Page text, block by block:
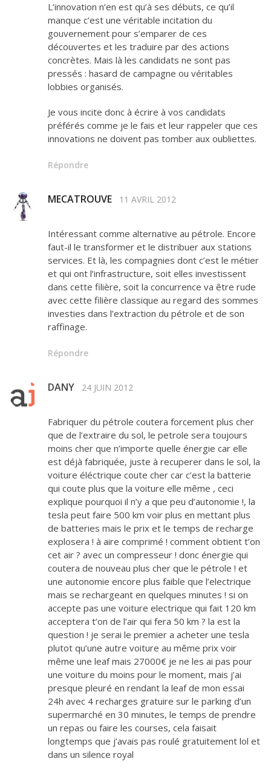
L’innovation n’en est qu’à ses débuts, ce qu’il
manque c’est une véritable incitation du
gouvernement pour s’emparer de ces
découvertes et les traduire par des actions
concrètes. Mais là les candidats ne sont pas
pressés : hasard de campagne ou véritables
lobbies organisés.
Je vous incite donc à écrire à vos candidats
préférés comme je le fais et leur rappeler que ces
innovations ne doivent pas tomber aux oubliettes.
Répondre
MECATROUVE 11 AVRIL 2012
Intéressant comme alternative au pétrole. Encore
faut-il le transformer et le distribuer aux stations
services. Et là, les compagnies dont c’est le métier
et qui ont l’infrastructure, soit elles investissent
dans cette filière, soit la concurrence va être rude
avec cette filière classique au regard des sommes
investies dans l’extraction du pétrole et de son
raffinage.
Répondre
DANY 24 JUIN 2012
Fabriquer du pétrole coutera forcement plus cher
que de l’extraire du sol, le petrole sera toujours
moins cher que n’importe quelle énergie car elle
est déjà fabriquée, juste à recuperer dans le sol, la
voiture éléctrique coute cher car c’est la batterie
qui coute plus que la voiture elle même , ceci
explique pourquoi il n’y a que peu d’autonomie !, la
tesla peut faire 500 km voir plus en mettant plus
de batteries mais le prix et le temps de recharge
explosera ! à aire comprimé ! comment obtient t’on
cet air ? avec un compresseur ! donc énergie qui
coutera de nouveau plus cher que le pétrole ! et
une autonomie encore plus faible que l’electrique
mais se rechargeant en quelques minutes ! si on
accepte pas une voiture electrique qui fait 120 km
acceptera t’on de l’air qui fera 50 km ? la est la
question ! je serai le premier a acheter une tesla
plutot qu’une autre voiture au même prix voir
même une leaf mais 27000€ je ne les ai pas pour
une voiture du moins pour le moment, mais j’ai
presque pleuré en rendant la leaf de mon essai
24h avec 4 recharges gratuire sur le parking d’un
supermarché en 30 minutes, le temps de prendre
un repas ou faire les courses, cela faisait
longtemps que j’avais pas roulé gratuitement lol et
dans un silence royal